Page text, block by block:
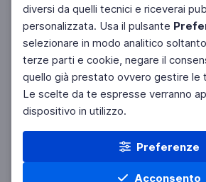
diversi da quelli tecnici e riceverai
personalizzata. Usa il pulsante
selezionare in modo analitico
terze parti e cookie, negare il
quello già prestato ovvero gestire le
Le scelte da te espresse verranno
dispositivo in utilizzo.
Preferenze
Acconsento
Facebook Twitter